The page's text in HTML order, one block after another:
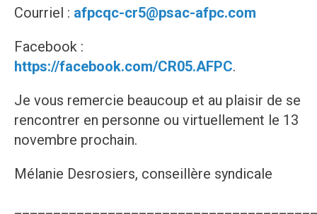
Courriel : afpcqc-cr5@psac-afpc.com
Facebook :
https://facebook.com/CR05.AFPC.
Je vous remercie beaucoup et au plaisir de se
rencontrer en personne ou virtuellement le 13
novembre prochain.
Mélanie Desrosiers, conseillère syndicale